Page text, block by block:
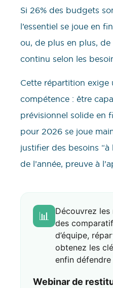
Si 26% des budgets
l’essentiel se joue en
ou, de plus en plus, de
continu selon les
Cette répartition exige
compétence : être
prévisionnel solide en
pour 2026 se joue
justifier des besoins
de l’année, preuve à
📊
Découvrez
des
d’équipe,
obtenez les
enfin
Webinar de